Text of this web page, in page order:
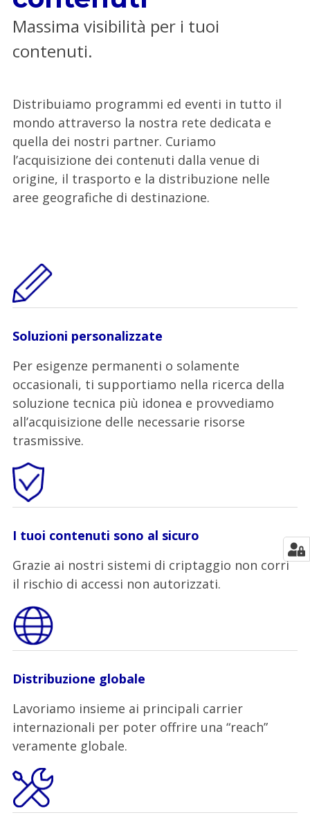
Massima visibilità per i tuoi
contenuti.
Distribuiamo programmi ed eventi in tutto il
mondo attraverso la nostra rete dedicata e
quella dei nostri partner. Curiamo
l’acquisizione dei contenuti dalla venue di
origine, il trasporto e la distribuzione nelle
aree geografiche di destinazione.
Soluzioni personalizzate
Per esigenze permanenti o solamente
occasionali, ti supportiamo nella ricerca della
soluzione tecnica più idonea e provvediamo
all’acquisizione delle necessarie risorse
trasmissive.
I tuoi contenuti sono al sicuro
Grazie ai nostri sistemi di criptaggio non corri
il rischio di accessi non autorizzati.
Distribuzione globale
Lavoriamo insieme ai principali carrier
internazionali per poter offrire una “reach”
veramente globale.